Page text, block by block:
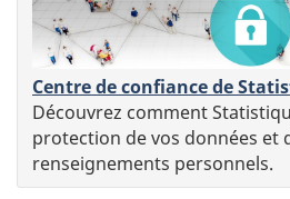
Centre de confiance de
Découvrez comment
protection de vos données et
renseignements personnels.